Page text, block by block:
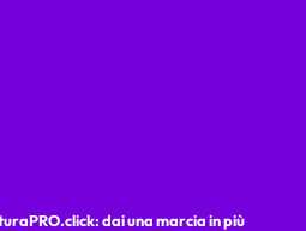
dai una marcia in più